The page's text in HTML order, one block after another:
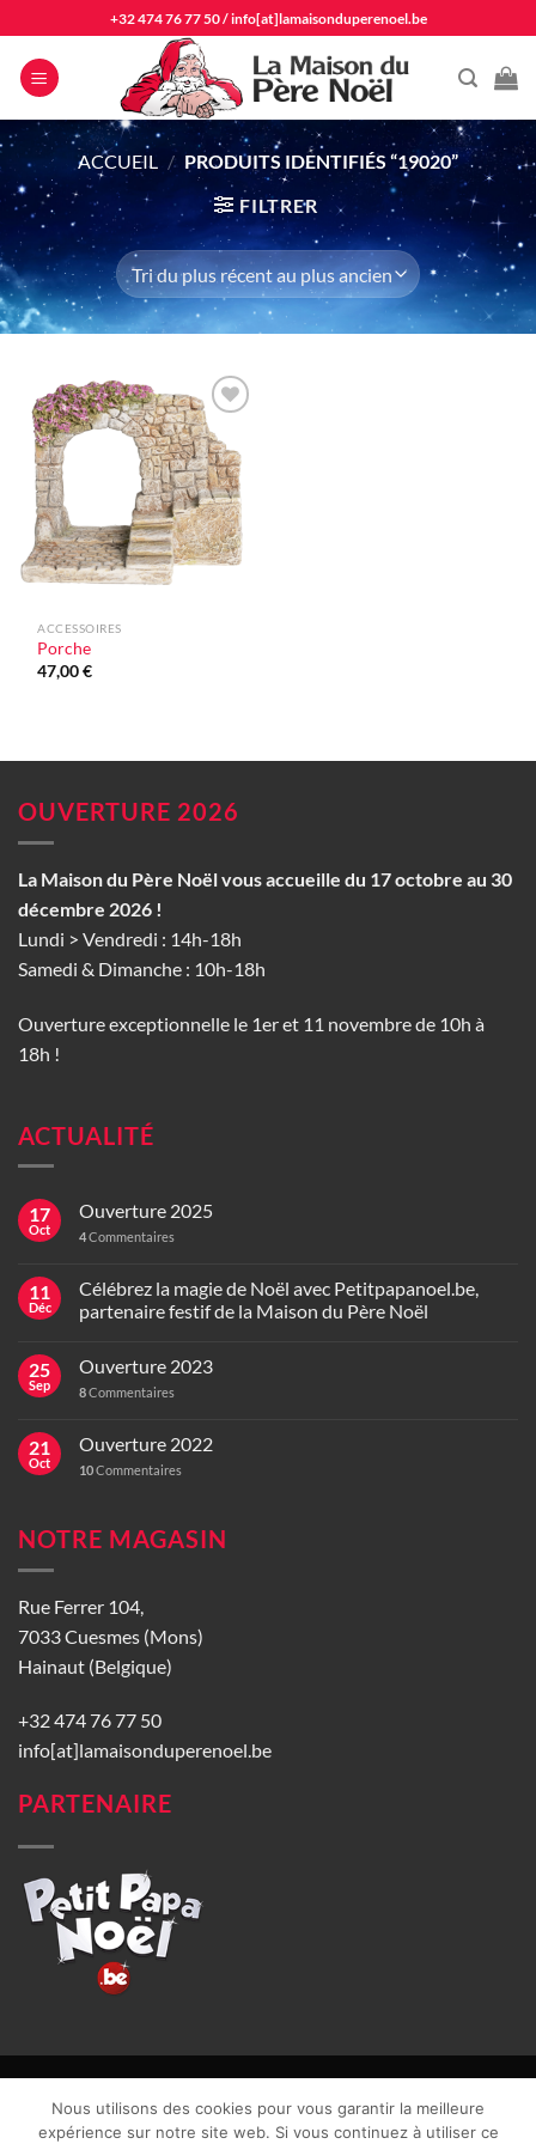
au
contenu
+32 474 76 77 50/info[at]lamaisonduperenoel.be
ACCUEIL / PRODUITS IDENTIFIÉS “19020”
FILTRER
Ajouter
à la liste
d'envie
ACCESSOIRES
Porche
47,00€
OUVERTURE 2026
La Maison du Père Noël vous accueille du 17 octobre au 30
décembre 2026 !
Lundi > Vendredi : 14h-18h
Samedi & Dimanche : 10h-18h
Ouverture exceptionnelle le 1er et 11 novembre de 10h à
18h !
ACTUALITÉ
17
Oct
Ouverture 2025
4Commentaires
11
Déc
Célébrez la magie de Noël avec Petitpapanoel.be,
partenaire festif de la Maison du Père Noël
25
Sep
Ouverture 2023
8Commentaires
21
Oct
Ouverture 2022
10Commentaires
NOTRE MAGASIN
Rue Ferrer 104,
7033 Cuesmes (Mons)
Hainaut (Belgique)
+32 474 76 77 50
info[at]lamaisonduperenoel.be
PARTENAIRE
CGU| Vie privée| TVA : BE0840965749 | Site web réalisé par
Nous utilisons des cookies pour vous garantir la meilleure
expérience sur notre site web. Si vous continuez à utiliser ce